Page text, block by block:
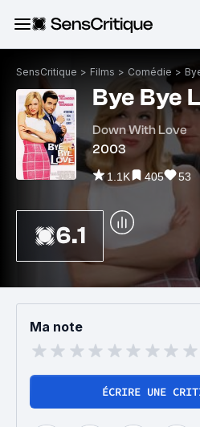
SensCritique > Films > Comédie >
Bye Bye
Down With Love
2003
1.1K 405 53
6.1
Ma note
ÉCRIRE UNE